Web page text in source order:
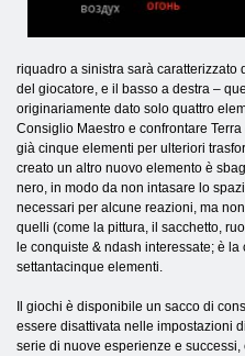
riquadro a sinistra sarà
del giocatore, e il basso a destra –
originariamente dato solo quattro
Consiglio Maestro e confrontare
già cinque elementi per ulteriori
creato un altro nuovo elemento è
nero, in modo da non intasare lo
necessari per alcune reazioni, ma
quelli (come la pittura, il sacchetto,
le conquiste & ndash interessate; è
settantacinque elementi.
Il giochi è disponibile un sacco di
essere disattivata nelle impostazioni
serie di nuove esperienze e